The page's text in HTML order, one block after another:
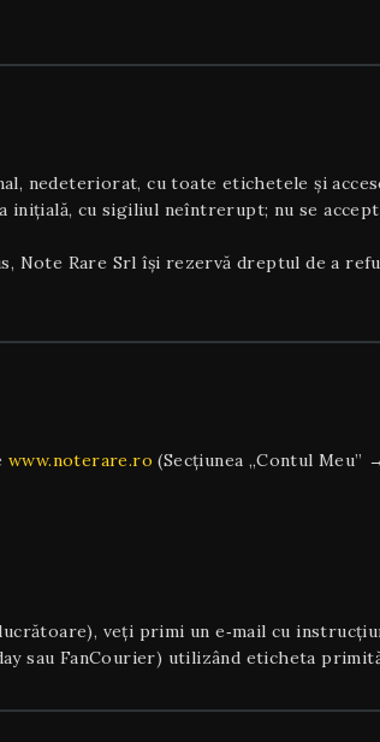
nedeteriorat, cu toate etichetele și
cu sigiliul neîntrerupt; nu se
Note Rare Srl își rezervă dreptul de a
www.noterare.ro (Secțiunea „Contul Meu”
veți primi un e‑mail cu
sau FanCourier) utilizând eticheta